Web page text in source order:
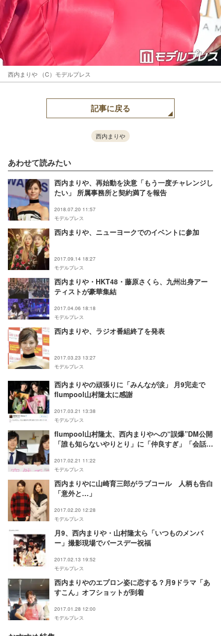
西内まりや （C）モデルプレス
記事に戻る
西内まりや
あわせて読みたい
西内まりや、再始動を決意「もう一度チャレンジし
たい」 所属事務所と契約満了を報告
2018.07.20 11:57
モデルプレス
西内まりや、ニューヨークでのイベントに参加
2017.09.14 18:27
モデルプレス
西内まりや・HKT48・藤原さくら、九州出身アー
ティストが豪華集結
2017.04.06 18:18
モデルプレス
西内まりや、ラジオ番組終了を発表
2017.03.23 13:27
モデルプレス
西内まりやの頑張りに「みんなが涙」 月9完走で
flumpool山村隆太に感謝
2017.03.21 13:38
モデルプレス
flumpool山村隆太、西内まりやへの“誤爆”DM公開
「誰も知らないやりとり」に「仲良すぎ」「会話可
2017.02.21 11:22
モデルプレス
西内まりやに山崎育三郎がラブコール 人柄も告白
「意外と…」
2017.02.20 12:28
モデルプレス
月9、西内まりや・山村隆太ら「いつものメンバ
ー」撮影現場でバースデー祝福
2017.02.13 19:52
モデルプレス
西内まりやのエプロン姿に恋する？月9ドラマ「あ
すこん」オフショットが到着
2017.01.28 12:00
モデルプレス